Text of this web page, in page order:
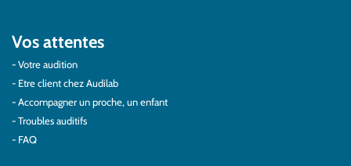
Vos attentes
Votre audition
Etre client chez Audilab
Accompagner un proche, un enfant
Troubles auditifs
FAQ